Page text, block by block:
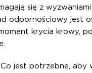
się z
odpornościowy jest
krycia krowy,
jest potrzebne, aby